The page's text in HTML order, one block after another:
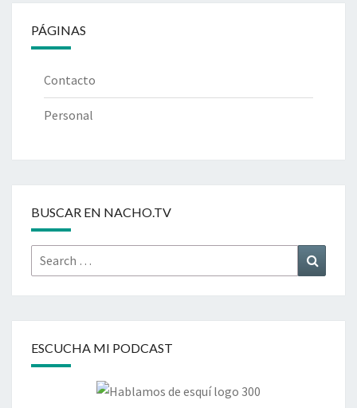
PÁGINAS
Contacto
Personal
BUSCAR EN NACHO.TV
Search
for:
ESCUCHA MI PODCAST